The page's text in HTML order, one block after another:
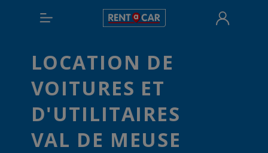
LOCATION DE
VOITURES ET
D'UTILITAIRES
VAL DE MEUSE